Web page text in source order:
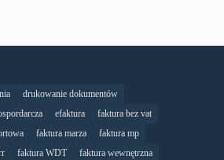
drukowanie dokumentów
efaktura
faktura bez vat
faktura marza
faktura mp
faktura WDT
faktura wewnętrzna